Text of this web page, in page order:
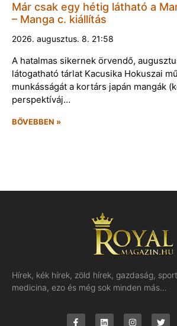
Már csak egy hétig látható a
– Manga c. kiállítás
2026. augusztus. 8. 21:58
A hatalmas sikernek örvendő,
látogatható tárlat Kacusika Hokuszai
munkásságát a kortárs japán mangák
perspektíváj…
BŐVEBBEN »
Hírek, kék hírek, zöld hírek, gazdaság,
medicina, ezo és még sok minden más…